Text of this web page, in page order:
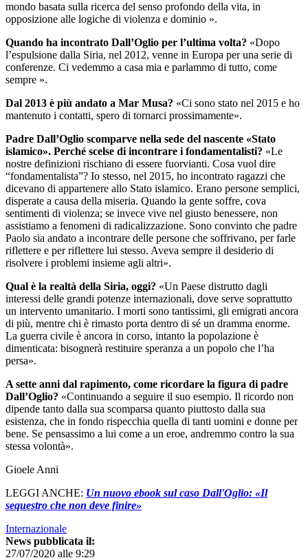
mondo basata sulla ricerca del senso profondo della vita, in
opposizione alle logiche di violenza e dominio ».
Quando ha incontrato Dall’Oglio per l’ultima volta? «Dopo
l’espulsione dalla Siria, nel 2012, venne in Europa per una serie di
conferenze. Ci vedemmo a casa mia e parlammo di tutto, come
sempre ».
Dal 2013 è più andato a Mar Musa? «Ci sono stato nel 2015 e ho
mantenuto i contatti, spero di tornarci prossimamente».
Padre Dall’Oglio scomparve nella sede del nascente «Stato
islamico». Perché scelse di incontrare i fondamentalisti? «Le
nostre definizioni rischiano di essere fuorvianti. Cosa vuol dire
“fondamentalista”? Io stesso, nel 2015, ho incontrato ragazzi che
dicevano di appartenere allo Stato islamico. Erano persone semplici,
disperate a causa della miseria. Quando la gente soffre, cova
sentimenti di violenza; se invece vive nel giusto benessere, non
assistiamo a fenomeni di radicalizzazione. Sono convinto che padre
Paolo sia andato a incontrare delle persone che soffrivano, per farle
riflettere e per riflettere lui stesso. Aveva sempre il desiderio di
risolvere i problemi insieme agli altri».
Qual è la realtà della Siria, oggi? «Un Paese distrutto dagli
interessi delle grandi potenze internazionali, dove serve soprattutto
un intervento umanitario. I morti sono tantissimi, gli emigrati ancora
di più, mentre chi è rimasto porta dentro di sé un dramma enorme.
La guerra civile è ancora in corso, intanto la popolazione è
dimenticata: bisognerà restituire speranza a un popolo che l’ha
persa».
A sette anni dal rapimento, come ricordare la figura di padre
Dall’Oglio? «Continuando a seguire il suo esempio. Il ricordo non
dipende tanto dalla sua scomparsa quanto piuttosto dalla sua
esistenza, che in fondo rispecchia quella di tanti uomini e donne per
bene. Se pensassimo a lui come a un eroe, andremmo contro la sua
stessa volontà».
Gioele Anni
LEGGI ANCHE: Un nuovo ebook sul caso Dall'Oglio: «Il
sequestro che non deve finire»
Internazionale
News pubblicata il:
27/07/2020 alle 9:29